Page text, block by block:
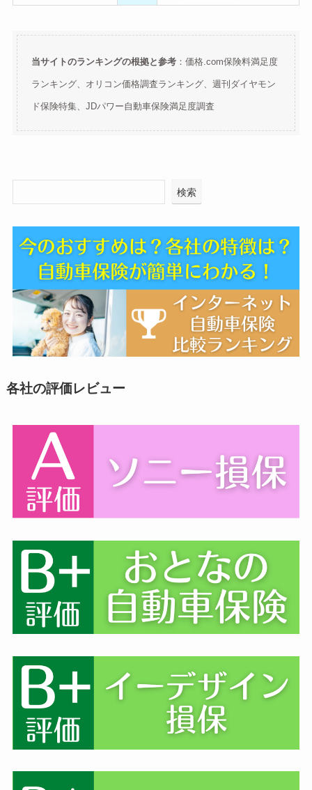
当サイトのランキングの根拠と参考：価格.com保険料満足度
ランキング、オリコン価格調査ランキング、週刊ダイヤモン
ド保険特集、JDパワー自動車保険満足度調査
検索
各社の評価レビュー